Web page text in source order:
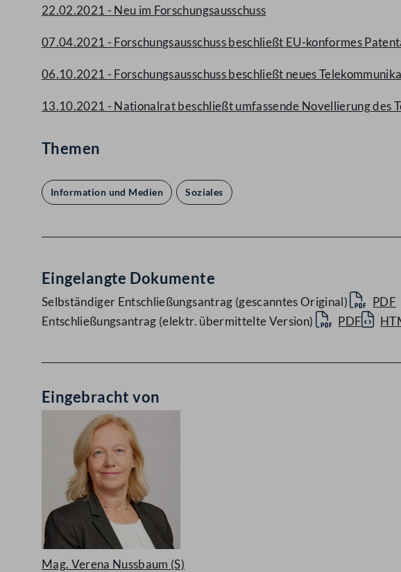
22.02.2021 - Neu im Forschungsausschuss
07.04.2021 - Forschungsausschuss beschließt EU-konformes
06.10.2021 - Forschungsausschuss beschließt neues
13.10.2021 - Nationalrat beschließt umfassende Novellierung des
Themen
Information und Medien Soziales
Eingelangte Dokumente
Selbständiger Entschließungsantrag (gescanntes Original)
PDF
Entschließungsantrag (elektr. übermittelte Version)
PDF
Eingebracht von
Mag. Verena Nussbaum (S)